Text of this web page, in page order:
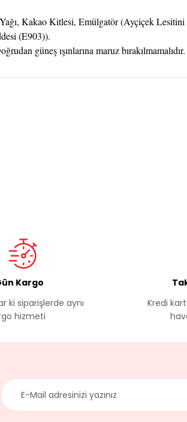
Kakao Kitlesi, Emülgatör (Ayçiçek
(E903)).
güneş ışınlarına maruz bırakılmamalıdır.
Kargo
ki siparişlerde aynı
hizmeti
Kredi